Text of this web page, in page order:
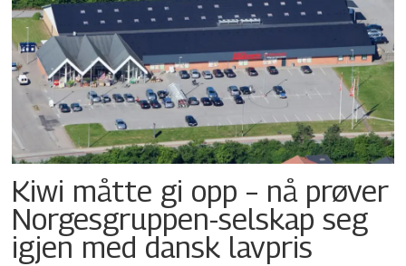
Kiwi måtte gi opp – nå prøver
Norgesgruppen-selskap seg
igjen med dansk lavpris